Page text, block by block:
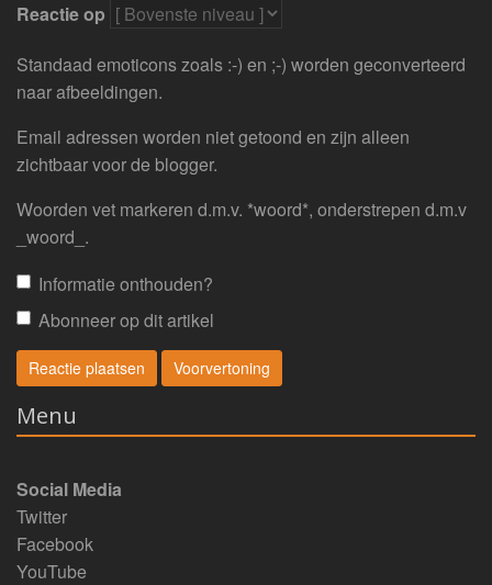
Reactie op
Standaad emoticons zoals :-) en ;-) worden geconverteerd
naar afbeeldingen.
Email adressen worden niet getoond en zijn alleen
zichtbaar voor de blogger.
Woorden vet markeren d.m.v. *woord*, onderstrepen d.m.v
_woord_.
Informatie onthouden?
Abonneer op dit artikel
Menu
Social Media
Twitter
Facebook
YouTube